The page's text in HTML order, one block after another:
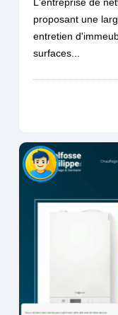
proposant une
entretien
surfaces...